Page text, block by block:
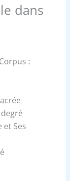
dans
:
et Ses